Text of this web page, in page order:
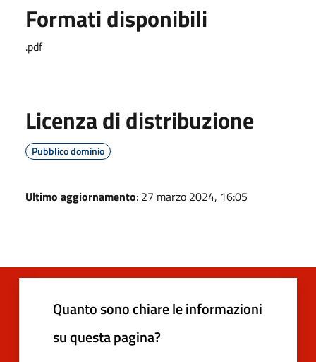
Formati disponibili
.pdf
Licenza di distribuzione
Pubblico dominio
Ultimo aggiornamento: 27 marzo 2024, 16:05
Quanto sono chiare le informazioni
su questa pagina?